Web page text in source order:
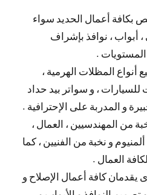
بكافة أعمال الحديد سواء
أبواب ، نوافذ بإشراف
.
أنواع المظلات الهرمية ،
، و سواتر بيد حداد
و المدربة على الإحترافية .
من المهندسيين ، العمال ،
و نخبة من الفنيين ، كما
العمال .
يقدمان كافة أعمال الإصلاح و